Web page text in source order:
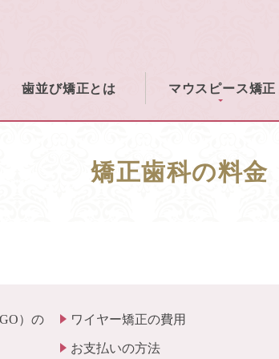
歯並び矯正とは マウスピース矯正
マウスピース矯正の特徴
マウスピース矯正の流れ
矯正歯科の料金
）の ワイヤー矯正の費用
お支払いの方法